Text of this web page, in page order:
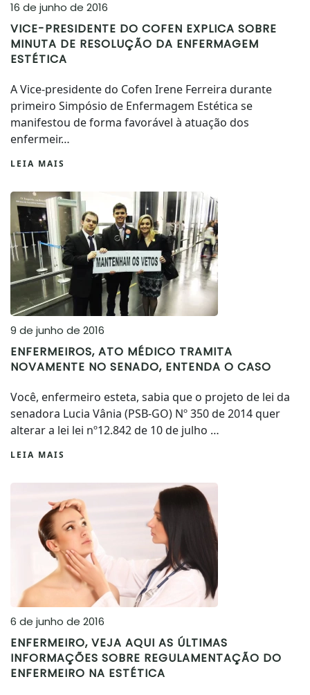
16 de junho de 2016
VICE-PRESIDENTE DO COFEN EXPLICA SOBRE
MINUTA DE RESOLUÇÃO DA ENFERMAGEM
ESTÉTICA
A Vice-presidente do Cofen Irene Ferreira durante
primeiro Simpósio de Enfermagem Estética se
manifestou de forma favorável à atuação dos
enfermeir…
LEIA MAIS
9 de junho de 2016
ENFERMEIROS, ATO MÉDICO TRAMITA
NOVAMENTE NO SENADO, ENTENDA O CASO
Você, enfermeiro esteta, sabia que o projeto de lei da
senadora Lucia Vânia (PSB-GO) Nº 350 de 2014 quer
alterar a lei lei nº12.842 de 10 de julho …
LEIA MAIS
6 de junho de 2016
ENFERMEIRO, VEJA AQUI AS ÚLTIMAS
INFORMAÇÕES SOBRE REGULAMENTAÇÃO DO
ENFERMEIRO NA ESTÉTICA